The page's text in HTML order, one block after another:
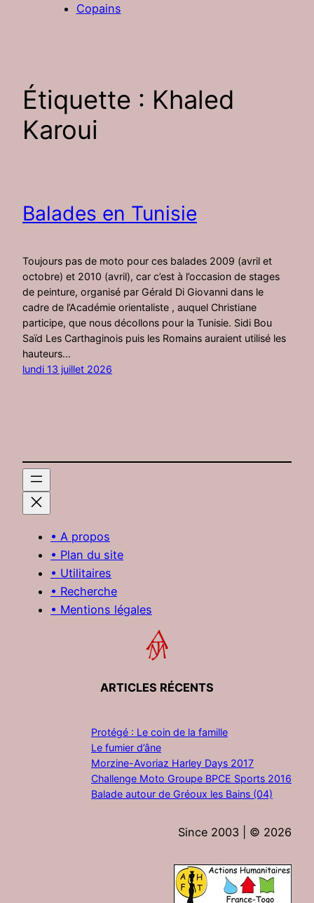
Copains
Étiquette : Khaled
Karoui
Balades en Tunisie
Toujours pas de moto pour ces balades 2009 (avril et
octobre) et 2010 (avril), car c’est à l’occasion de stages
de peinture, organisé par Gérald Di Giovanni dans le
cadre de l’Académie orientaliste , auquel Christiane
participe, que nous décollons pour la Tunisie. Sidi Bou
Saïd Les Carthaginois puis les Romains auraient utilisé les
hauteurs…
lundi 13 juillet 2026
• A propos
• Plan du site
• Utilitaires
• Recherche
• Mentions légales
ARTICLES RÉCENTS
Protégé : Le coin de la famille
Le fumier d’âne
Morzine-Avoriaz Harley Days 2017
Challenge Moto Groupe BPCE Sports 2016
Balade autour de Gréoux les Bains (04)
Since 2003 | © 2026